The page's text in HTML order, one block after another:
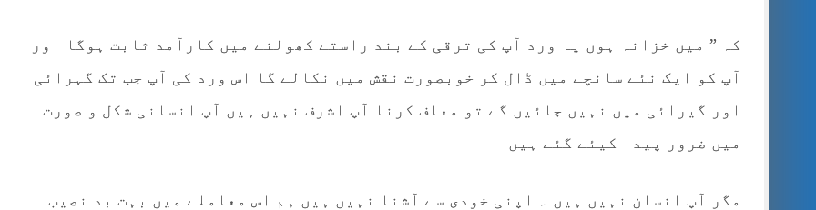
کہ ” میں خزانہ ہوں یہ ورد آپ کی ترقی کے بند راستے کھولنے میں کارآمد ثابت ہوگا اور
آپ کو ایک نئے سانچے میں ڈال کر خوبصورت نقش میں نکالے گا اس ورد کی آپ جب تک گہرائی
اور گیرائی میں نہیں جائیں گے تو معاف کرنا آپ اشرف نہیں ہیں آپ انسانی شکل و صورت
میں ضرور پیدا کیئے گئے ہیں
مگر آپ انسان نہیں ہیں ۔ اپنی خودی سے آشنا نہیں ہیں ہم اس معاملے میں بہت بد نصیب